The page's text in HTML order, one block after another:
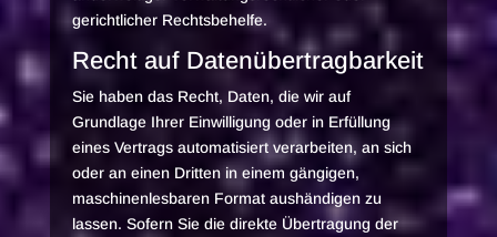
gerichtlicher Rechtsbehelfe.
Recht auf Daten­übertrag­barkeit
Sie haben das Recht, Daten, die wir auf
Grundlage Ihrer Einwilligung oder in Erfüllung
eines Vertrags automatisiert verarbeiten, an sich
oder an einen Dritten in einem gängigen,
maschinenlesbaren Format aushändigen zu
lassen. Sofern Sie die direkte Übertragung der